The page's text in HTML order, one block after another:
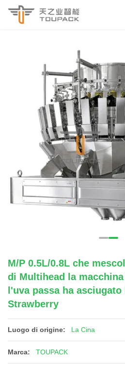
M/P 0.5L/0.8L che
di Multihead la
l'uva passa ha asciugato
Strawberry
Luogo di origine: La Cina
Marca: TOUPACK